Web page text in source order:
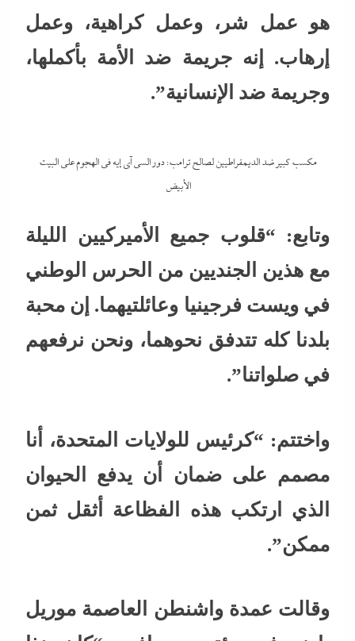
هو عمل شر، وعمل كراهية، وعمل
إرهاب. إنه جريمة ضد الأمة بأكملها،
وجريمة ضد الإنسانية”.
مكسب كبير ضد الديمقراطيين لصالح ترامب: دور السي آي إيه في الهجوم على البيت
الأبيض
وتابع: “قلوب جميع الأميركيين الليلة
مع هذين الجنديين من الحرس الوطني
في ويست فرجينيا وعائلتيهما. إن محبة
بلدنا كله تتدفق نحوهما، ونحن نرفعهم
في صلواتنا”.
واختتم: “كرئيس للولايات المتحدة، أنا
مصمم على ضمان أن يدفع الحيوان
الذي ارتكب هذه الفظاعة أثقل ثمن
ممكن”.
وقالت عمدة واشنطن العاصمة موريل